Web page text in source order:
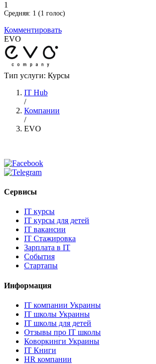
1
Средняя: 1 (1 голос)
Комментировать
EVO
Тип услуги: Курсы
IT Hub
/
Компании
/
EVO
Сервисы
IT курсы
IT курсы для детей
IT вакансии
IT Стажировка
Зарплата в IT
События
Стартапы
Информация
IT компании Украины
IT школы Украины
IT школы для детей
Отзывы про IT школы
Коворкинги Украины
IT Книги
HR компании